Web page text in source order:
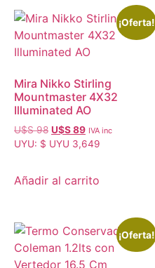
¡Oferta!
Mira Nikko Stirling
Mountmaster 4X32
Illuminated AO
U$S98 U$S89 IVA inc
UYU: $ UYU 3,649
Añadir al carrito
¡Oferta!